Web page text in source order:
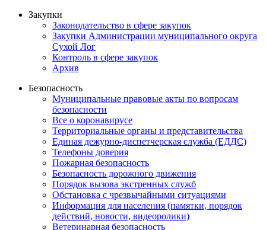
Закупки
Законодательство в сфере закупок
Закупки Администрации муниципального округа
Сухой Лог
Контроль в сфере закупок
Архив
Безопасность
Муниципальные правовые акты по вопросам
безопасности
Все о коронавирусе
Территориальные органы и представительства
Единая дежурно-диспетчерская служба (ЕДДС)
Телефоны доверия
Пожарная безопасность
Безопасность дорожного движения
Порядок вызова экстренных служб
Обстановка с чрезвычайными ситуациями
Информация для населения (памятки, порядок
действий, новости, видеоролики)
Ветеринарная безопасность